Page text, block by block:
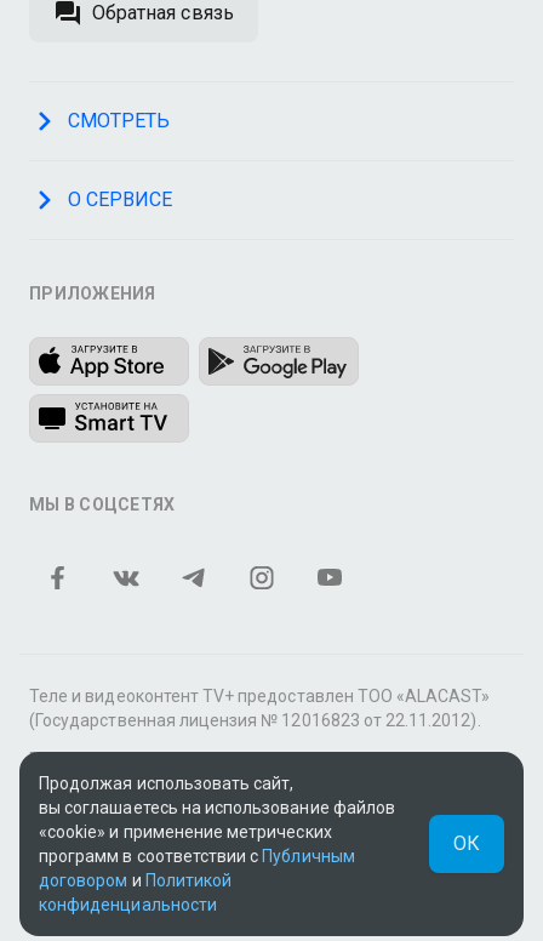
Обратная связь
СМОТРЕТЬ
О СЕРВИСЕ
ПРИЛОЖЕНИЯ
МЫ В СОЦСЕТЯХ
Теле и видеоконтент TV+ предоставлен ТОО «ALACAST»
(Государственная лицензия № 12016823 от 22.11.2012).
В рамках услуги «Видео по подписке» для «Пакета
фильмов и сериалов tv+» контент предоставляется
онлайн-кинотеатром MEGOGO.
Поддержка: tvplus@telecom.kz
v3.9.15 | SSR
UUID: a89d8505-d769-4ef5-9eca-789795ba98dc
Продолжая использовать сайт,
вы соглашаетесь на использование файлов
«cookie» и применение метрических
программ в соответствии с Публичным
договором и Политикой
конфиденциальности
ОК